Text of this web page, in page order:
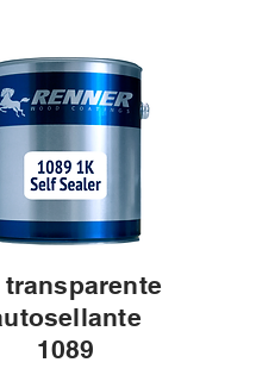
transparente
1089